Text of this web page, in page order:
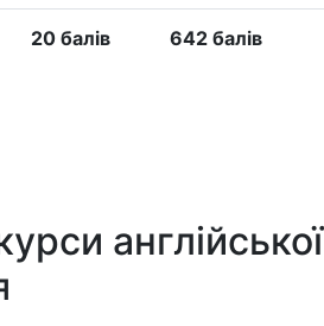
20 балів 642 балів
англійської